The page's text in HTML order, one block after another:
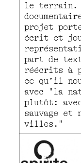
le terrain.
projet
écrit et
part de
réécrits à
ce qu’il
avec "la
plutôt:
sauvage et
villes."